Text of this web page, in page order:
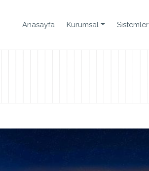
Anasayfa Kurumsal Sistemler